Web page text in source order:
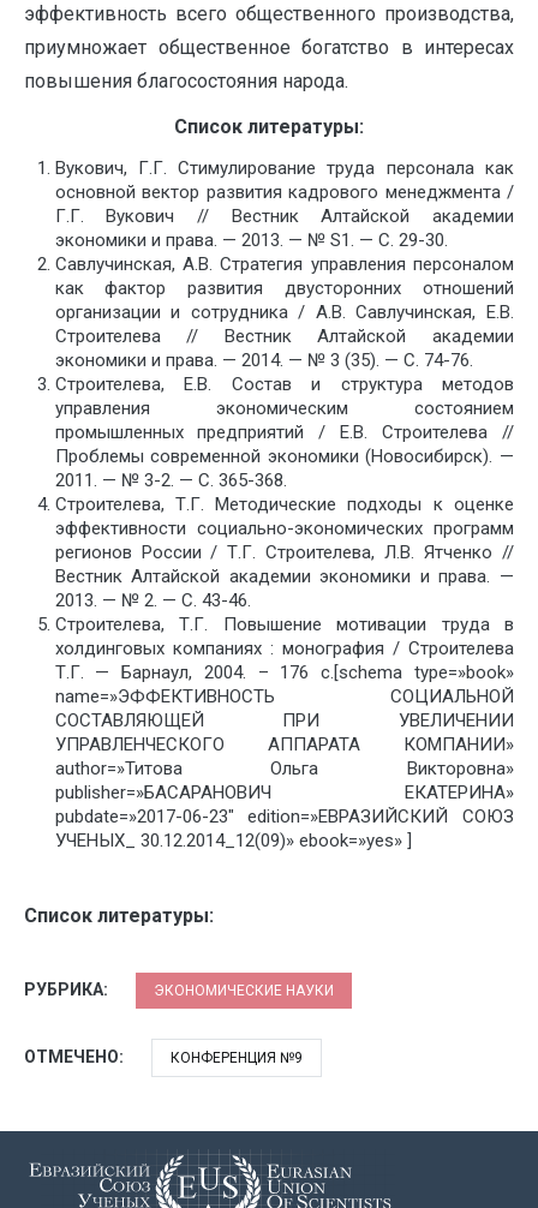
эффективность всего общественного производства,
приумножает общественное богатство в интересах
повышения благосостояния народа.
Список литературы:
Вукович, Г.Г. Стимулирование труда персонала как
основной вектор развития кадрового менеджмента /
Г.Г. Вукович // Вестник Алтайской академии
экономики и права. — 2013. — № S1. — С. 29-30.
Савлучинская, А.В. Стратегия управления персоналом
как фактор развития двусторонних отношений
организации и сотрудника / А.В. Савлучинская, Е.В.
Строителева // Вестник Алтайской академии
экономики и права. — 2014. — № 3 (35). — С. 74-76.
Строителева, Е.В. Состав и структура методов
управления экономическим состоянием
промышленных предприятий / Е.В. Строителева //
Проблемы современной экономики (Новосибирск). —
2011. — № 3-2. — С. 365-368.
Строителева, Т.Г. Методические подходы к оценке
эффективности социально-экономических программ
регионов России / Т.Г. Строителева, Л.В. Ятченко //
Вестник Алтайской академии экономики и права. —
2013. — № 2. — С. 43-46.
Строителева, Т.Г. Повышение мотивации труда в
холдинговых компаниях : монография / Строителева
Т.Г. — Барнаул, 2004. – 176 с.[schema type=»book»
name=»ЭФФЕКТИВНОСТЬ СОЦИАЛЬНОЙ
СОСТАВЛЯЮЩЕЙ ПРИ УВЕЛИЧЕНИИ
УПРАВЛЕНЧЕСКОГО АППАРАТА КОМПАНИИ»
author=»Титова Ольга Викторовна»
publisher=»БАСАРАНОВИЧ ЕКАТЕРИНА»
pubdate=»2017-06-23″ edition=»ЕВРАЗИЙСКИЙ СОЮЗ
УЧЕНЫХ_ 30.12.2014_12(09)» ebook=»yes» ]
Список литературы:
РУБРИКА: ЭКОНОМИЧЕСКИЕ НАУКИ
ОТМЕЧЕНО: КОНФЕРЕНЦИЯ №9